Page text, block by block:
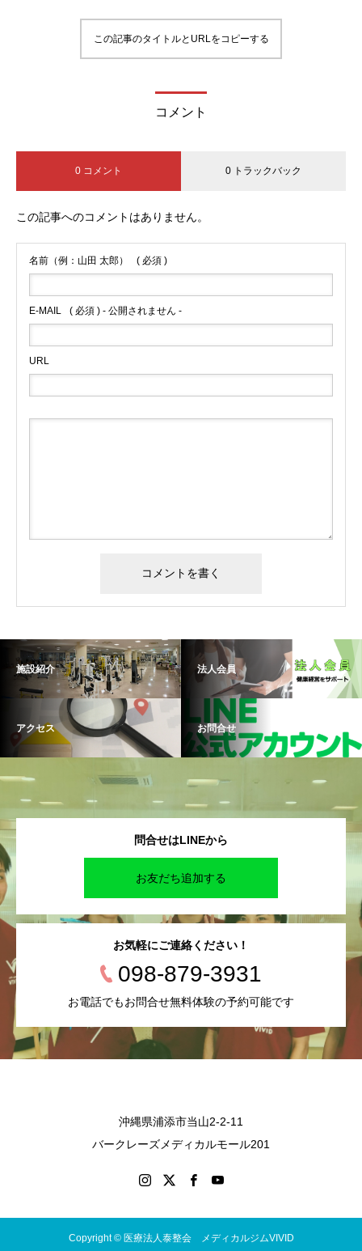
この記事のタイトルとURLをコピーする
コメント
0 コメント 0 トラックバック
この記事へのコメントはありません。
名前（例：山田 太郎） ( 必須 )
E-MAIL ( 必須 ) - 公開されません -
URL
施設紹介 法人会員
アクセス お問合せ
問合せはLINEから
お友だち追加する
お気軽にご連絡ください！
098-879-3931
お電話でもお問合せ無料体験の予約可能です
沖縄県浦添市当山2-2-11
バークレーズメディカルモール201
Copyright © 医療法人泰整会 メディカルジムVIVID